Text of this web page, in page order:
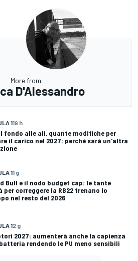
More from
D'Alessandro
119 h
fondo alle ali, quante modifiche per
il carico nel 2027: perché sarà un'altra
11 g
Bull e il nodo budget cap: le tante
per correggere la RB22 frenano lo
nel resto del 2026
12 g
2027: aumenterà anche la capienza
rendendo le PU meno sensibili